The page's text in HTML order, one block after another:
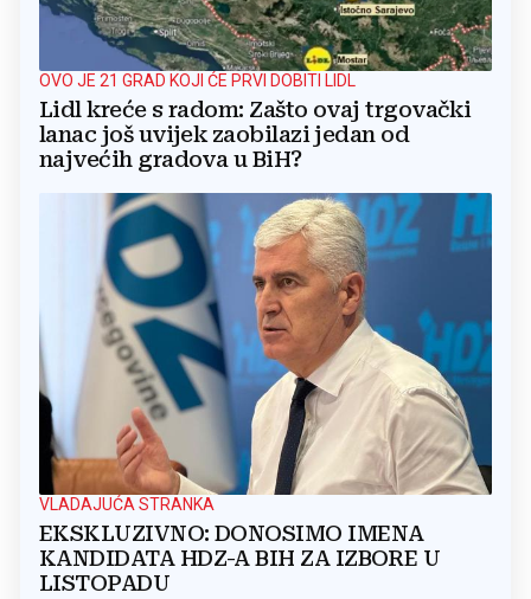
OVO JE 21 GRAD KOJI ĆE PRVI DOBITI LIDL
Lidl kreće s radom: Zašto ovaj trgovački
lanac još uvijek zaobilazi jedan od
najvećih gradova u BiH?
VLADAJUĆA STRANKA
EKSKLUZIVNO: DONOSIMO IMENA
KANDIDATA HDZ-A BIH ZA IZBORE U
LISTOPADU